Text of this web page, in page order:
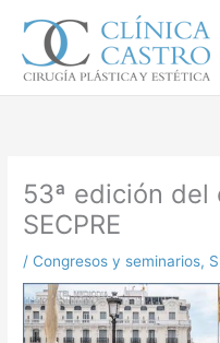
contenido
53ª edición del
SECPRE
/ Congresos y seminarios,